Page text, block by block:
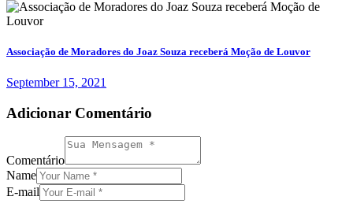
Associação de Moradores do Joaz Souza receberá Moção de Louvor
September 15, 2021
Adicionar Comentário
Comentário
Name
E-mail